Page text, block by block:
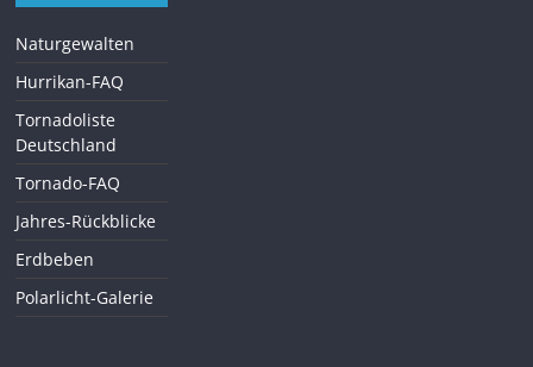
Naturgewalten
Hurrikan-FAQ
Tornadoliste
Deutschland
Tornado-FAQ
Jahres-Rückblicke
Erdbeben
Polarlicht-Galerie